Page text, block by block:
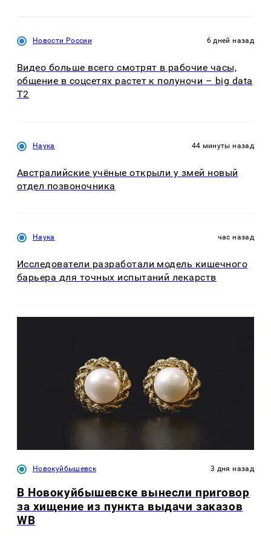
Новости России 6 дней назад
Видео больше всего смотрят в рабочие часы,
общение в соцсетях растет к полуночи – big data
T2
Наука 44 минуты назад
Австралийские учёные открыли у змей новый
отдел позвоночника
Наука час назад
Исследователи разработали модель кишечного
барьера для точных испытаний лекарств
Новокуйбышевск 3 дня назад
В Новокуйбышевске вынесли приговор
за хищение из пункта выдачи заказов
WB